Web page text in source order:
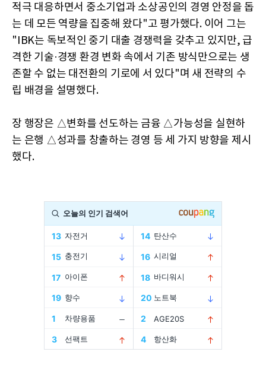
적극 대응하면서 중소기업과 소상공인의 경영 안정을 돕
는 데 모든 역량을 집중해 왔다"고 평가했다. 이어 그는
"IBK는 독보적인 중기 대출 경쟁력을 갖추고 있지만, 급
격한 기술·경쟁 환경 변화 속에서 기존 방식만으로는 생
존할 수 없는 대전환의 기로에 서 있다"며 새 전략의 수
립 배경을 설명했다.
장 행장은 △변화를 선도하는 금융 △가능성을 실현하
는 은행 △성과를 창출하는 경영 등 세 가지 방향을 제시
했다.